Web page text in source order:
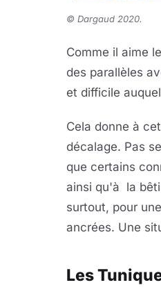
© Dargaud 2020.
Comme il aime
des parallèles
et difficile
Cela donne à
décalage. Pas
que certains
ainsi qu'à la
surtout, pour
ancrées. Une
Les